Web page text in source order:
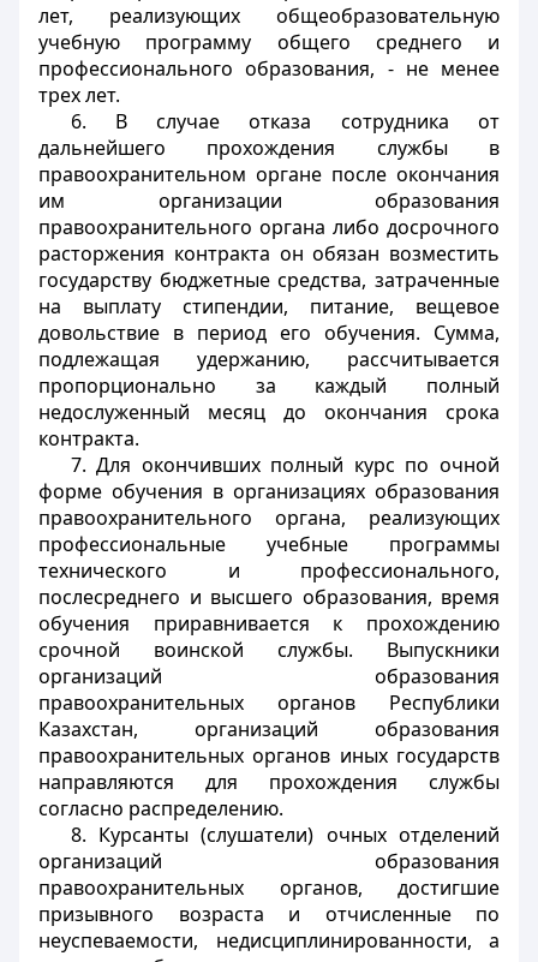
лет, реализующих общеобразовательную
учебную программу общего среднего и
профессионального образования, - не менее
трех лет.
6. В случае отказа сотрудника от
дальнейшего прохождения службы в
правоохранительном органе после окончания
им организации образования
правоохранительного органа либо досрочного
расторжения контракта он обязан возместить
государству бюджетные средства, затраченные
на выплату стипендии, питание, вещевое
довольствие в период его обучения. Сумма,
подлежащая удержанию, рассчитывается
пропорционально за каждый полный
недослуженный месяц до окончания срока
контракта.
7. Для окончивших полный курс по очной
форме обучения в организациях образования
правоохранительного органа, реализующих
профессиональные учебные программы
технического и профессионального,
послесреднего и высшего образования, время
обучения приравнивается к прохождению
срочной воинской службы. Выпускники
организаций образования
правоохранительных органов Республики
Казахстан, организаций образования
правоохранительных органов иных государств
направляются для прохождения службы
согласно распределению.
8. Курсанты (слушатели) очных отделений
организаций образования
правоохранительных органов, достигшие
призывного возраста и отчисленные по
неуспеваемости, недисциплинированности, а